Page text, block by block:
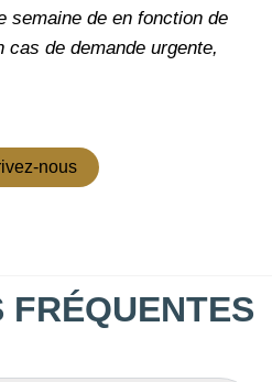
semaine de en fonction de
cas de demande urgente,
nous
FRÉQUENTES